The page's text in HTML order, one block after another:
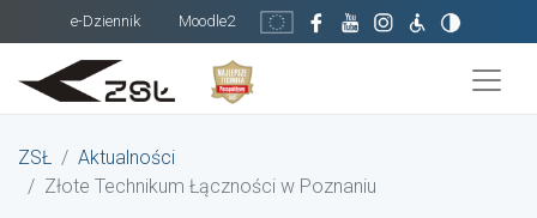
e-Dziennik Moodle2
ZSŁ
Aktualności
Złote Technikum Łączności w Poznaniu